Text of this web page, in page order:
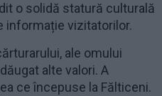
o solidă statură culturală
informație vizitatorilor.
ale omului
alte valori. A
ce începuse la Fălticeni.